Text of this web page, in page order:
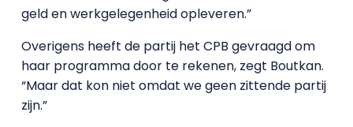
geld en werkgelegenheid opleveren.”
Overigens heeft de partij het CPB gevraagd om
haar programma door te rekenen, zegt Boutkan.
“Maar dat kon niet omdat we geen zittende partij
zijn.”